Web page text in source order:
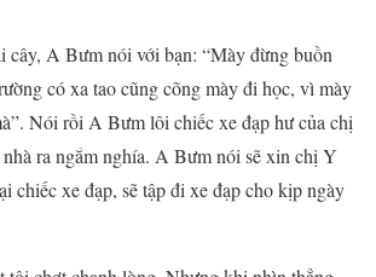
cây, A Bưm nói với bạn: “Mày đừng buồn
có xa tao cũng cõng mày đi học, vì mày
Nói rồi A Bưm lôi chiếc xe đạp hư của chị
ra ngắm nghía. A Bưm nói sẽ xin chị Y
chiếc xe đạp, sẽ tập đi xe đạp cho kịp ngày